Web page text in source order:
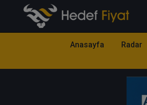
Anasayfa Radar